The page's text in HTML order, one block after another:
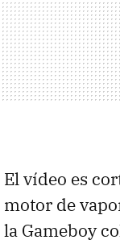
El vídeo es
motor de
la Gameboy